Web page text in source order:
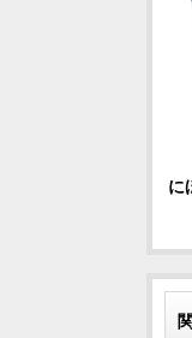
に